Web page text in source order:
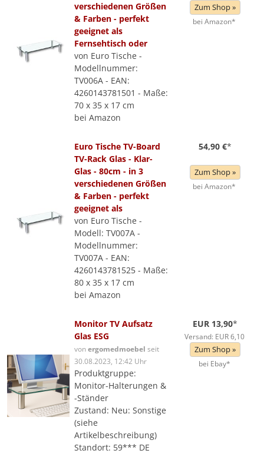
verschiedenen Größen
& Farben - perfekt
geeignet als
Fernsehtisch oder
von Euro Tische -
Modellnummer:
TV006A - EAN:
4260143781501 - Maße:
70 x 35 x 17 cm
bei Amazon
Zum Shop »
bei Amazon*
Euro Tische TV-Board
TV-Rack Glas - Klar-
Glas - 80cm - in 3
verschiedenen Größen
& Farben - perfekt
geeignet als
von Euro Tische -
Modell: TV007A -
Modellnummer:
TV007A - EAN:
4260143781525 - Maße:
80 x 35 x 17 cm
bei Amazon
54,90 €*
Zum Shop »
bei Amazon*
Monitor TV Aufsatz
Glas ESG
vonergomedmoebel seit
30.08.2023, 12:42 Uhr
Produktgruppe:
Monitor-Halterungen &
-Ständer
Zustand: Neu: Sonstige
(siehe
Artikelbeschreibung)
Standort: 59*** DE
EUR 13,90*
Versand: EUR 6,10
Zum Shop »
bei Ebay*